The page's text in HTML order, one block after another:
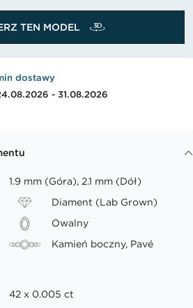
TEN MODEL
dostawy
- 31.08.2026
1.9 mm (Góra), 2.1 mm (Dół)
Diament (Lab Grown)
Owalny
Kamień boczny, Pavé
42 x 0.005 ct